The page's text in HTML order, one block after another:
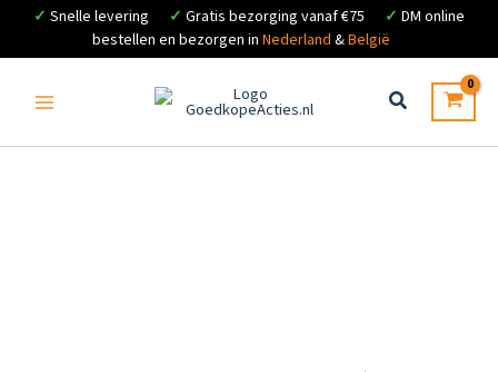
✓ Snelle levering ✓ Gratis bezorging vanaf €75 ✓ DM online
bestellen en bezorgen in Nederland &België
inhoud